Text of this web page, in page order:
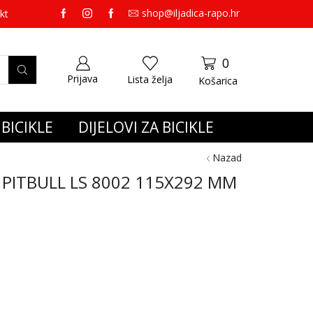
65,00 eura gratis dostava.shop@iljadica-rapo.hr
Prijava Lista želja
0
Košarica
DIJELOVI ZA BICIKLE
Nazad
LS 8002 115X292 MM